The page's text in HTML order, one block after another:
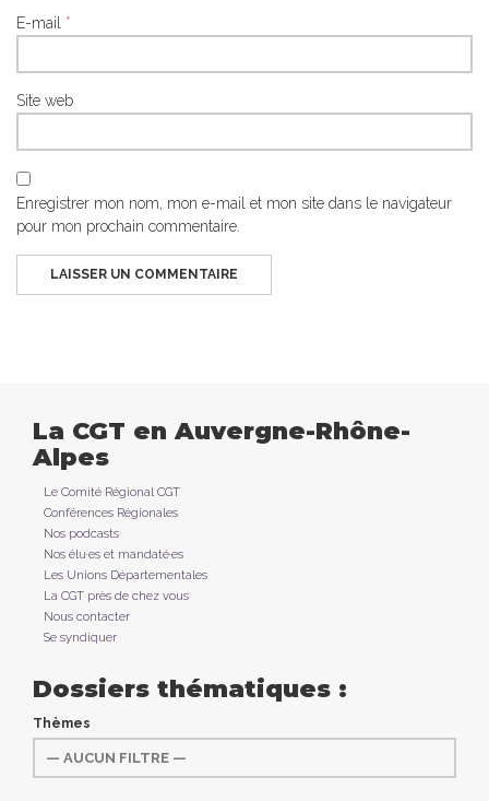
E-mail *
Site web
Enregistrer mon nom, mon e-mail et mon site dans le navigateur
pour mon prochain commentaire.
La CGT en Auvergne-Rhône-
Alpes
Le Comité Régional CGT
Conférences Régionales
Nos podcasts
Nos élu·es et mandaté·es
Les Unions Départementales
La CGT près de chez vous
Nous contacter
Se syndiquer
Dossiers thématiques :
Thèmes